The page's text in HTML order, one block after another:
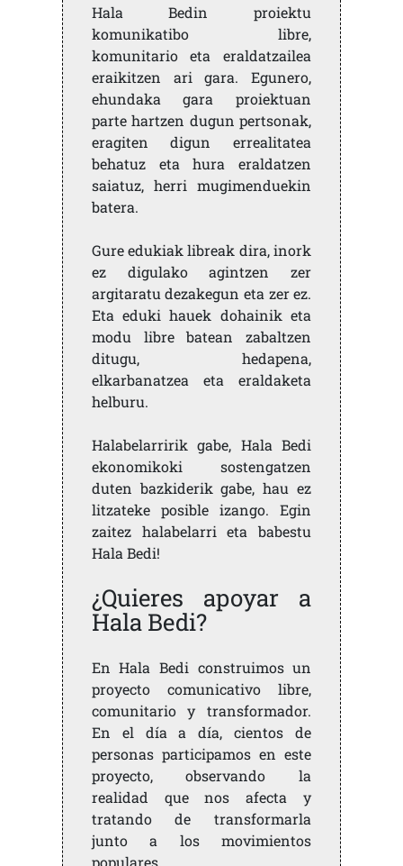
Hala Bedin proiektu
komunikatibo libre,
komunitario eta eraldatzailea
eraikitzen ari gara. Egunero,
ehundaka gara proiektuan
parte hartzen dugun pertsonak,
eragiten digun errealitatea
behatuz eta hura eraldatzen
saiatuz, herri mugimenduekin
batera.
Gure edukiak libreak dira, inork
ez digulako agintzen zer
argitaratu dezakegun eta zer ez.
Eta eduki hauek dohainik eta
modu libre batean zabaltzen
ditugu, hedapena,
elkarbanatzea eta eraldaketa
helburu.
Halabelarririk gabe, Hala Bedi
ekonomikoki sostengatzen
duten bazkiderik gabe, hau ez
litzateke posible izango. Egin
zaitez halabelarri eta babestu
Hala Bedi!
¿Quieres apoyar a
Hala Bedi?
En Hala Bedi construimos un
proyecto comunicativo libre,
comunitario y transformador.
En el día a día, cientos de
personas participamos en este
proyecto, observando la
realidad que nos afecta y
tratando de transformarla
junto a los movimientos
populares.